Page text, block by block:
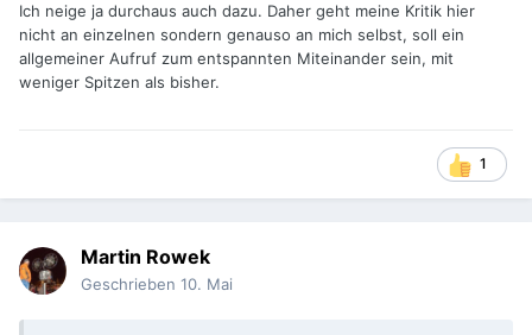
Ich neige ja durchaus auch dazu. Daher geht meine Kritik hier
nicht an einzelnen sondern genauso an mich selbst, soll ein
allgemeiner Aufruf zum entspannten Miteinander sein, mit
weniger Spitzen als bisher.
1
Martin Rowek
Geschrieben 10. Mai